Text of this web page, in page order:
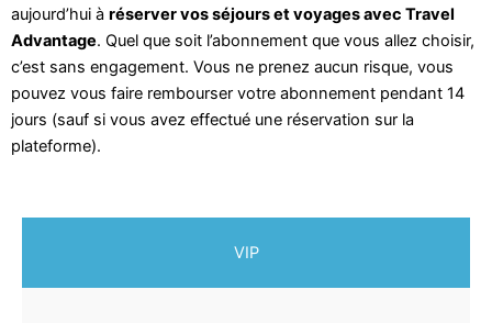
aujourd’hui à réserver vos séjours et voyages avec Travel
Advantage. Quel que soit l’abonnement que vous allez choisir,
c’est sans engagement. Vous ne prenez aucun risque, vous
pouvez vous faire rembourser votre abonnement pendant 14
jours (sauf si vous avez effectué une réservation sur la
plateforme).
VIP